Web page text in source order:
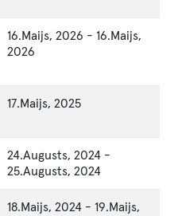
16.Maijs, 2026 - 16.Maijs,
2026
17.Maijs, 2025
24.Augusts, 2024 -
25.Augusts, 2024
18.Maijs, 2024 - 19.Maijs,